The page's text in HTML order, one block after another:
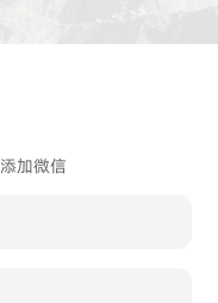
添加微信